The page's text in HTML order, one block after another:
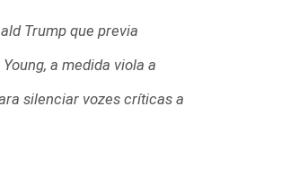
Trump que previa
a medida viola a
silenciar vozes críticas a